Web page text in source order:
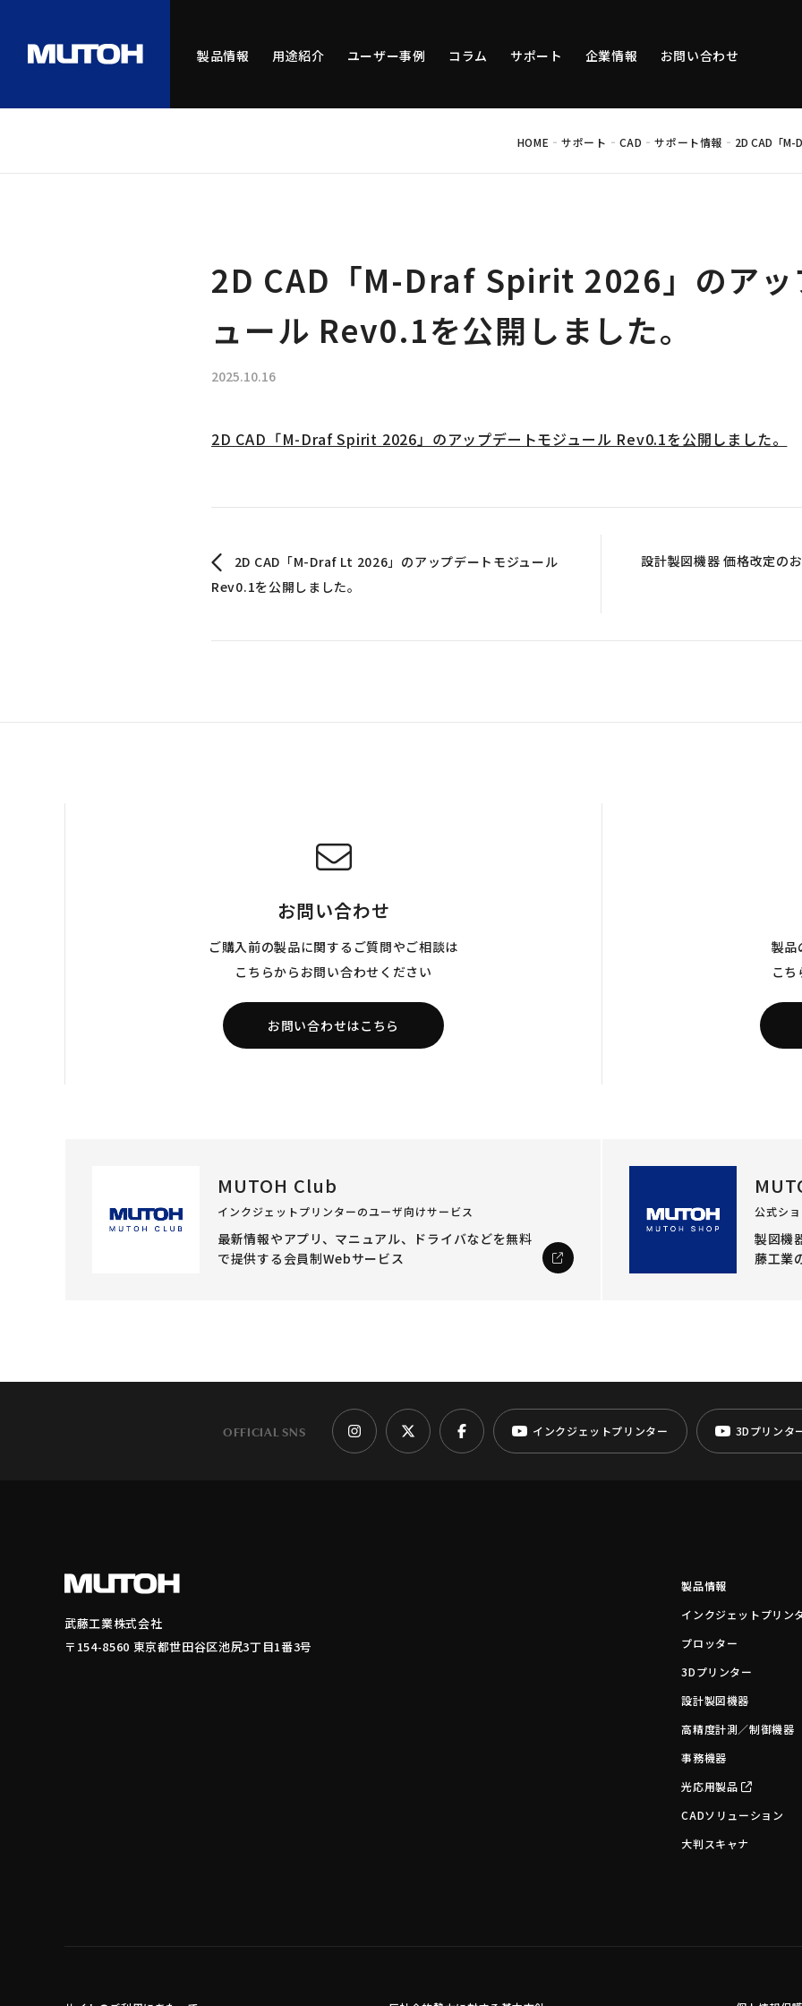
製品情報 用途紹介 ユーザー事例 コラム サポート 企業情報 お問い合わせ
HOME -サポート - CAD -サポート情報 - 2D CAD「M-
2D CAD「M-Draf Spirit 2026」のアッ
ュール Rev0.1を公開しました。
2025.10.16
2D CAD「M-Draf Spirit 2026」のアップデートモジュール Rev0.1を公開しました。
2D CAD「M-Draf Lt 2026」のアップデートモジュール
Rev0.1を公開しました。
設計製図機器 価格改定の
お問い合わせ
ご購入前の製品に関するご質問やご相談は
こちらからお問い合わせください
お問い合わせはこちら
製品
こ
MUTOH Club
インクジェットプリンターのユーザ向けサービス
最新情報やアプリ、マニュアル、ドライバなどを無料
で提供する会員制Webサービス
公式シ
製図機
藤工業
OFFICIAL SNS インクジェットプリンター 3Dプリンタ
武藤工業株式会社
〒154-8560 東京都世田谷区池尻3丁目1番3号
製品情報
インクジェットプリン
プロッター
3Dプリンター
設計製図機器
高精度計測／制御機器
事務機器
光応用製品
CADソリューション
大判スキャナ